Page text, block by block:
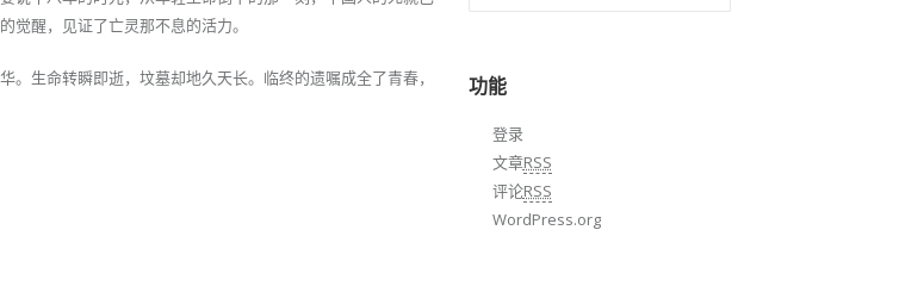
觉醒，见证了亡灵那不息的活力。
生命转瞬即逝，坟墓却地久天长。临终的遗嘱成全了青春，
功能
登录
文章RSS
评论RSS
WordPress.org